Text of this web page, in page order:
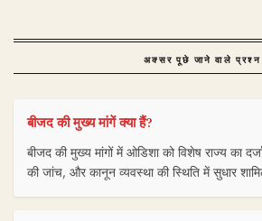
अक्सर पूछे जाने वाले प्रश्न
बीजद की मुख्य मांगें क्या हैं?
बीजद की मुख्य मांगों में ओडिशा को विशेष राज्य का
की जांच, और कानून व्यवस्था की स्थिति में सुधार